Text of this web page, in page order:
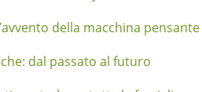
della macchina pensante
dal passato al futuro